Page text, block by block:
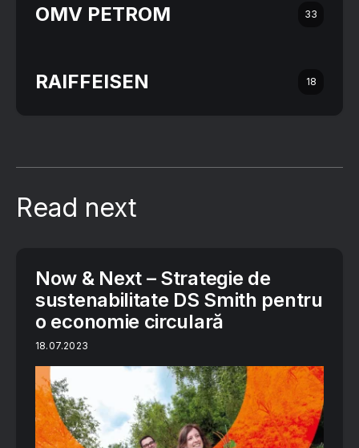
OMV PETROM 33
RAIFFEISEN 18
Read next
Now & Next – Strategie de
sustenabilitate DS Smith pentru
o economie circulară
18.07.2023